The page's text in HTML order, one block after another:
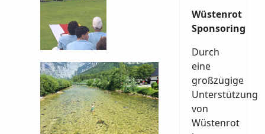
Wüstenrot
Sponsoring
Durch
eine
großzügige
Unterstützung
von
Wüstenrot